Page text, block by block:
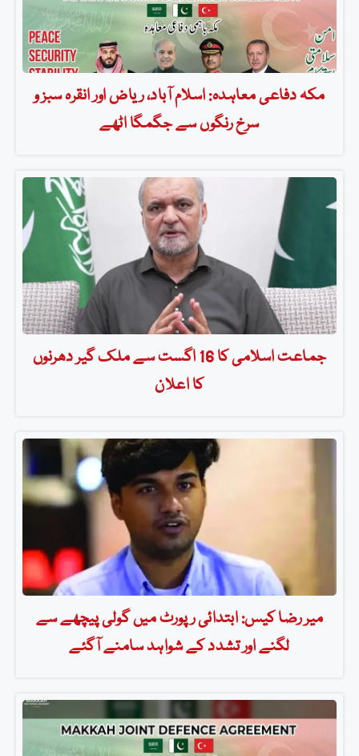
مکہ دفاعی معاہدہ: اسلام آباد، ریاض اور انقرہ سبز و
سرخ رنگوں سے جگمگا اٹھے
جماعت اسلامی کا 16 اگست سے ملک گیر دھرنوں
کا اعلان
میر رضا کیس: ابتدائی رپورٹ میں گولی پیچھے سے
لگنے اور تشدد کے شواہد سامنے آگئے